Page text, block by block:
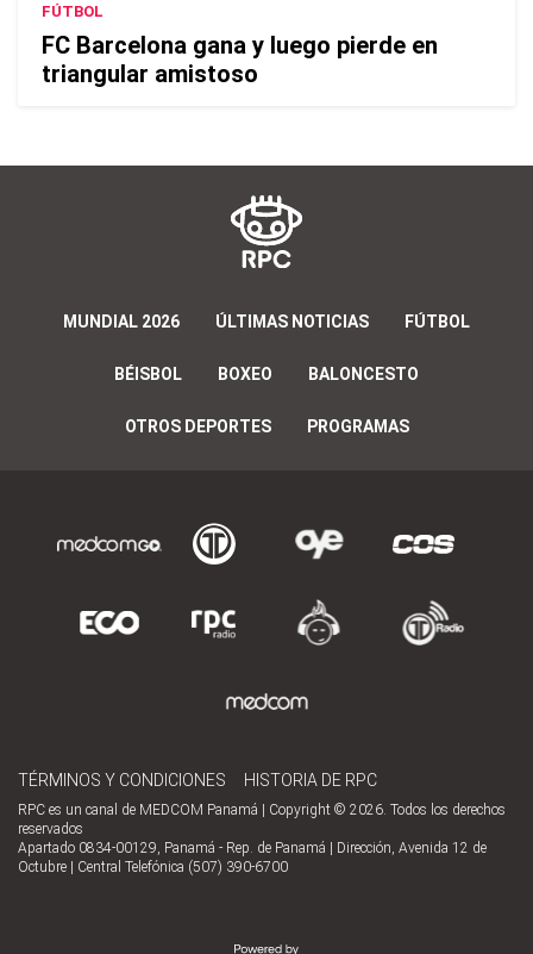
FÚTBOL
FC Barcelona gana y luego pierde en
triangular amistoso
MUNDIAL 2026 ÚLTIMAS NOTICIAS FÚTBOL
BÉISBOL BOXEO BALONCESTO
OTROS DEPORTES PROGRAMAS
TÉRMINOS Y CONDICIONES HISTORIA DE RPC
RPC es un canal de MEDCOM Panamá | Copyright © 2026. Todos los derechos
reservados
Apartado 0834-00129, Panamá - Rep. de Panamá | Dirección, Avenida 12 de
Octubre | Central Telefónica (507) 390-6700